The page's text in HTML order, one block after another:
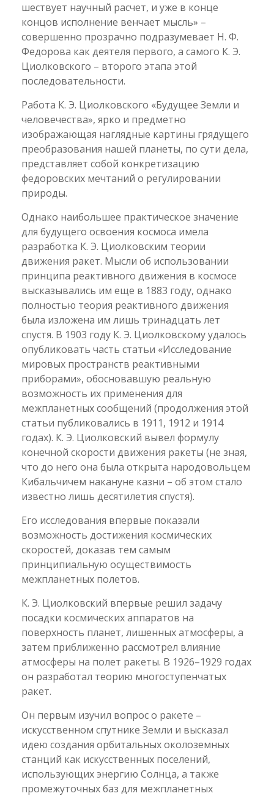
шествует научный расчет, и уже в конце
концов исполнение венчает мысль» –
совершенно прозрачно подразумевает Н. Ф.
Федорова как деятеля первого, а самого К. Э.
Циолковского – второго этапа этой
последовательности.
Работа К. Э. Циолковского «Будущее Земли и
человечества», ярко и предметно
изображающая наглядные картины грядущего
преобразования нашей планеты, по сути дела,
представляет собой конкретизацию
федоровских мечтаний о регулировании
природы.
Однако наибольшее практическое значение
для будущего освоения космоса имела
разработка К. Э. Циолковским теории
движения ракет. Мысли об использовании
принципа реактивного движения в космосе
высказывались им еще в 1883 году, однако
полностью теория реактивного движения
была изложена им лишь тринадцать лет
спустя. В 1903 году К. Э. Циолковскому удалось
опубликовать часть статьи «Исследование
мировых пространств реактивными
приборами», обосновавшую реальную
возможность их применения для
межпланетных сообщений (продолжения этой
статьи публиковались в 1911, 1912 и 1914
годах). К. Э. Циолковский вывел формулу
конечной скорости движения ракеты (не зная,
что до него она была открыта народовольцем
Кибальчичем накануне казни – об этом стало
известно лишь десятилетия спустя).
Его исследования впервые показали
возможность достижения космических
скоростей, доказав тем самым
принципиальную осуществимость
межпланетных полетов.
К. Э. Циолковский впервые решил задачу
посадки космических аппаратов на
поверхность планет, лишенных атмосферы, а
затем приближенно рассмотрел влияние
атмосферы на полет ракеты. В 1926–1929 годах
он разработал теорию многоступенчатых
ракет.
Он первым изучил вопрос о ракете –
искусственном спутнике Земли и высказал
идею создания орбитальных околоземных
станций как искусственных поселений,
использующих энергию Солнца, а также
промежуточных баз для межпланетных